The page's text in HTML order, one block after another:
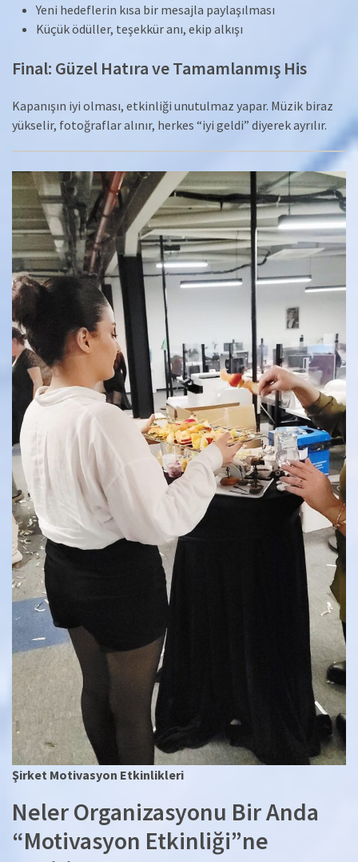
Yeni hedeflerin kısa bir mesajla paylaşılması
Küçük ödüller, teşekkür anı, ekip alkışı
Final: Güzel Hatıra ve Tamamlanmış His
Kapanışın iyi olması, etkinliği unutulmaz yapar. Müzik biraz
yükselir, fotoğraflar alınır, herkes “iyi geldi” diyerek ayrılır.
Şirket Motivasyon Etkinlikleri
Neler Organizasyonu Bir Anda
“Motivasyon Etkinliği”ne